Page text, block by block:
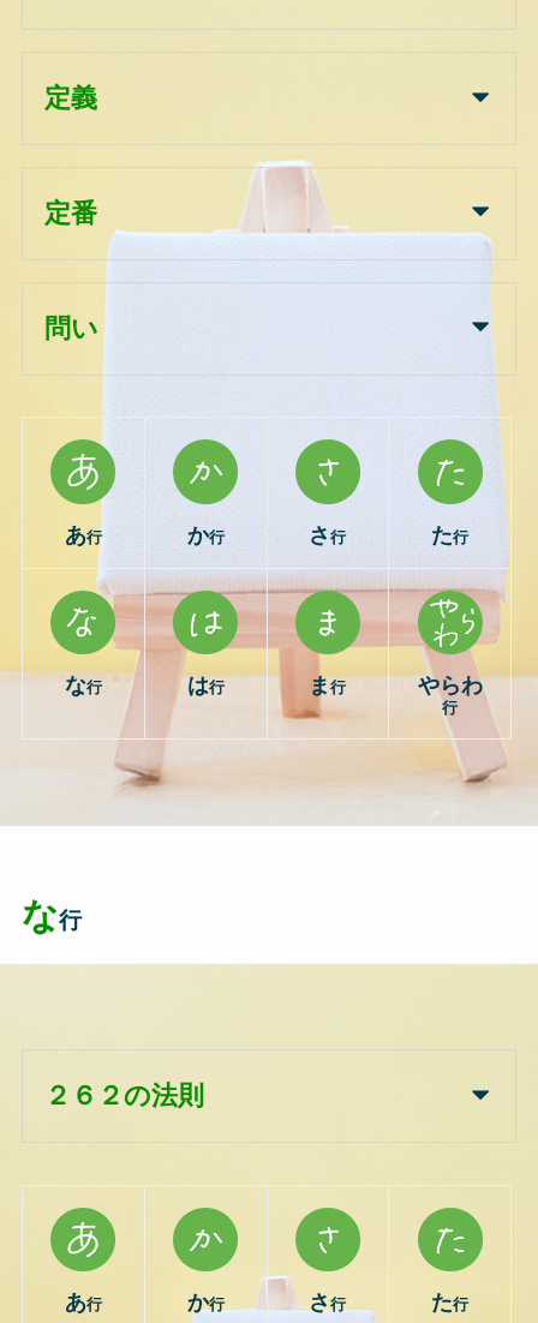
定義
定番
問い
あ行 か行 さ行 た行
な行 は行 ま行 やらわ
行
な行
２６２の法則
あ行 か行 さ行 た行